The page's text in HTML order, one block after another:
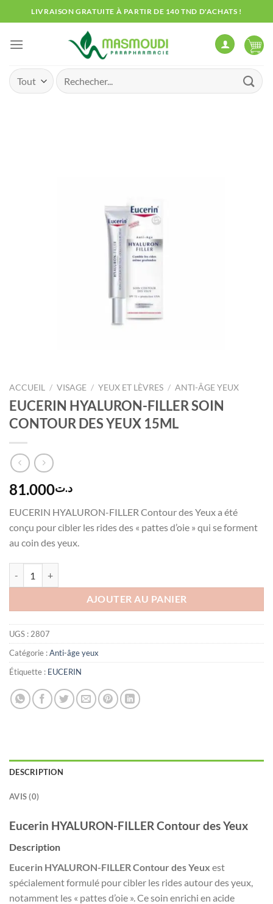
au
contenu
LIVRAISON GRATUITE À PARTIR DE 140 TND D'ACHATS !
Recherche
pour :
ACCUEIL / VISAGE / YEUX ET LÈVRES / ANTI-ÂGE YEUX
EUCERIN HYALURON-FILLER SOIN
CONTOUR DES YEUX 15ML
د.ت81.000
EUCERIN HYALURON-FILLER Contour des Yeux a été
conçu pour cibler les rides des « pattes d’oie » qui se forment
au coin des yeux.
AJOUTER AU PANIER
UGS : 2807
Catégorie :Anti-âge yeux
Étiquette : EUCERIN
DESCRIPTION
AVIS (0)
Eucerin HYALURON-FILLER Contour des Yeux
Description
Eucerin HYALURON-FILLER Contour des Yeux est
spécialement formulé pour cibler les rides autour des yeux,
notamment les « pattes d’oie ». Ce soin enrichi en acide